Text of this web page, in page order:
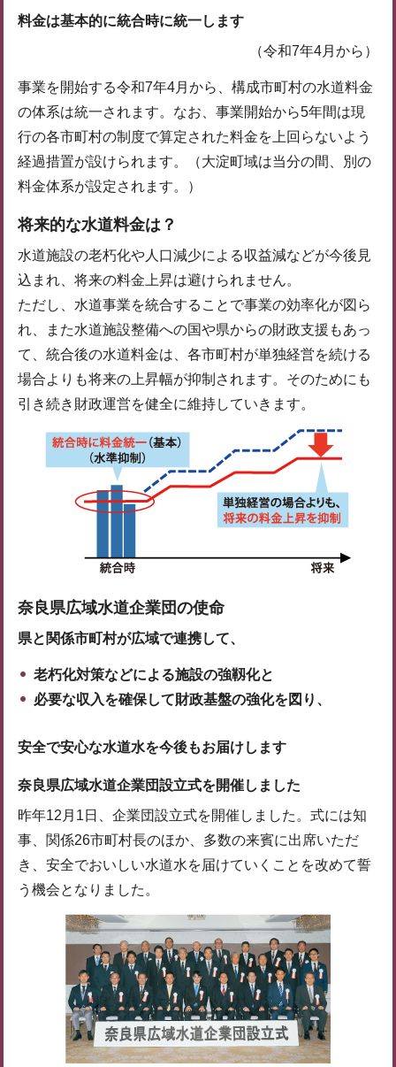
料金は基本的に統合時に統一します
（令和7年4月から）
事業を開始する令和7年4月から、構成市町村の水道料金
の体系は統一されます。なお、事業開始から5年間は現
行の各市町村の制度で算定された料金を上回らないよう
経過措置が設けられます。（大淀町域は当分の間、別の
料金体系が設定されます。）
将来的な水道料金は？
水道施設の老朽化や人口減少による収益減などが今後見
込まれ、将来の料金上昇は避けられません。
ただし、水道事業を統合することで事業の効率化が図ら
れ、また水道施設整備への国や県からの財政支援もあっ
て、統合後の水道料金は、各市町村が単独経営を続ける
場合よりも将来の上昇幅が抑制されます。そのためにも
引き続き財政運営を健全に維持していきます。
奈良県広域水道企業団の使命
県と関係市町村が広域で連携して、
老朽化対策などによる施設の強靱化と
必要な収入を確保して財政基盤の強化を図り、
安全で安心な水道水を今後もお届けします
奈良県広域水道企業団設立式を開催しました
昨年12月1日、企業団設立式を開催しました。式には知
事、関係26市町村長のほか、多数の来賓に出席いただ
き、安全でおいしい水道水を届けていくことを改めて誓
う機会となりました。